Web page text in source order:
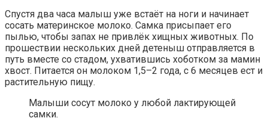
Спустя два часа малыш уже встаёт на ноги и начинает
сосать материнское молоко. Самка присыпает его
пылью, чтобы запах не привлёк хищных животных. По
прошествии нескольких дней детеныш отправляется в
путь вместе со стадом, ухватившись хоботком за мамин
хвост. Питается он молоком 1,5–2 года, с 6 месяцев ест и
растительную пищу.
Малыши сосут молоко у любой лактирующей
самки.